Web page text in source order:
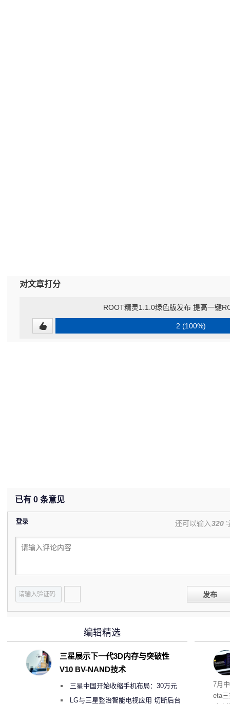
对文章打分
ROOT精灵1.1.0绿色版发布 提高一键
2 (100%)
已有 0 条意见
登录 还可以输入320
发布
7月
eta
编辑精选
三星展示下一代3D内存与突破性
V10 BV-NAND技术
三星中国开始收缩手机布局：30万元
月销售额不达标门店 将被逐步清退
LG与三星整治智能电视应用 切断后台